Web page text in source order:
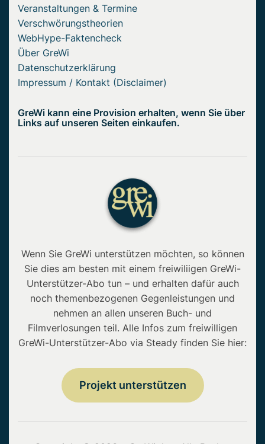
Veranstaltungen & Termine
Verschwörungstheorien
WebHype-Faktencheck
Über GreWi
Datenschutzerklärung
Impressum / Kontakt (Disclaimer)
GreWi kann eine Provision erhalten, wenn Sie über
Links auf unseren Seiten einkaufen.
Wenn Sie GreWi unterstützen möchten, so können
Sie dies am besten mit einem freiwiliigen GreWi-
Unterstützer-Abo tun – und erhalten dafür auch
noch themenbezogenen Gegenleistungen und
nehmen an allen unseren Buch- und
Filmverlosungen teil. Alle Infos zum freiwilligen
GreWi-Unterstützer-Abo via Steady finden Sie hier:
Projekt unterstützen